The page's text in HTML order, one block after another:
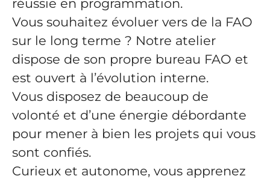
réussie en programmation.
Vous souhaitez évoluer vers de la FAO
sur le long terme ? Notre atelier
dispose de son propre bureau FAO et
est ouvert à l’évolution interne.
Vous disposez de beaucoup de
volonté et d’une énergie débordante
pour mener à bien les projets qui vous
sont confiés.
Curieux et autonome, vous apprenez